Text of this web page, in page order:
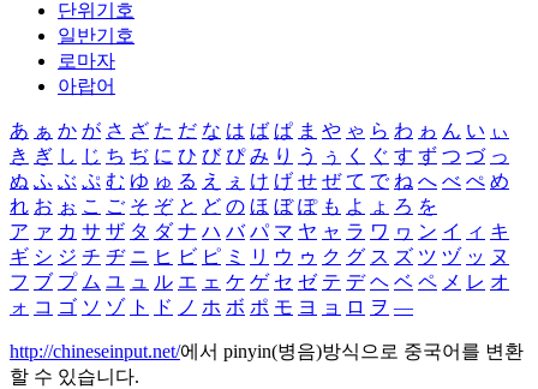
단위기호
일반기호
로마자
아랍어
あ ぁ か が さ ざ た だ な は ば ぱ ま や ゃ ら わ ゎ ん い ぃ
き ぎ し じ ち ぢ に ひ び ぴ み り う ぅ く ぐ す ず つ づ っ
ぬ ふ ぶ ぷ む ゆ ゅ る え ぇ け げ せ ぜ て で ね へ べ ぺ め
れ お ぉ こ ご そ ぞ と ど の ほ ぼ ぽ も よ ょ ろ を
ア ァ カ サ ザ タ ダ ナ ハ バ パ マ ヤ ャ ラ ワ ヮ ン イ ィ キ
ギ シ ジ チ ヂ ニ ヒ ビ ピ ミ リ ウ ゥ ク グ ス ズ ツ ヅ ッ ヌ
フ ブ プ ム ユ ュ ル エ ェ ケ ゲ セ ゼ テ デ ヘ ベ ペ メ レ オ
ォ コ ゴ ソ ゾ ト ド ノ ホ ボ ポ モ ヨ ョ ロ ヲ ―
http://chineseinput.net/에서 pinyin(병음)방식으로 중국어를 변환
할 수 있습니다.